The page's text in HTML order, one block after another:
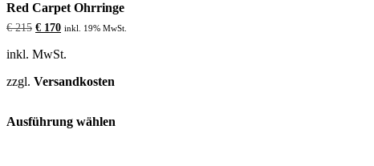
Optionen
können
Red Carpet Ohrringe
€215 Ursprünglicher
war:
€ 170Aktueller
ist:
inkl. 19% MwSt.
inkl. MwSt.
zzgl. Versandkosten
Ausführung wählenProdukt